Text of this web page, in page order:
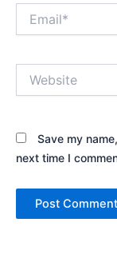
Save my
next time I